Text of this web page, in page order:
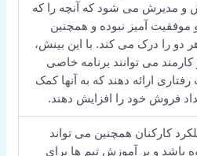
و مدیرش می شود که آنچه را که
موفقیت آمیز نبوده و همچنین
دو را درک می کند. با این بینش،
می توانند برنامه خاصی
رفتاری ارائه دهند که به آنها کمک
فروش خود را افزایش دهند.
کارکنان همچنین می تواند
باشد و بر آموزش تیم ها برای